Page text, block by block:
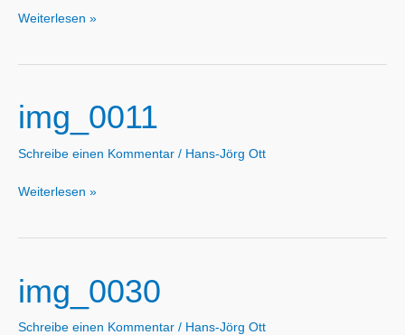
img_0081-
Weiterlesen »
img_0011
Schreibe einen Kommentar / Hans-Jörg Ott
img_0011
Weiterlesen »
img_0030
Schreibe einen Kommentar / Hans-Jörg Ott